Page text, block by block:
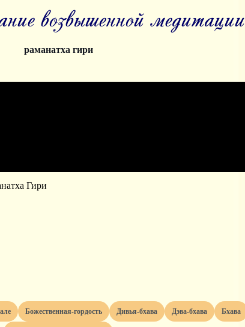
возвышенной медитации
раманатха гири
Гири
божественная-гордость дивья-бхава дэва-бхава бхава